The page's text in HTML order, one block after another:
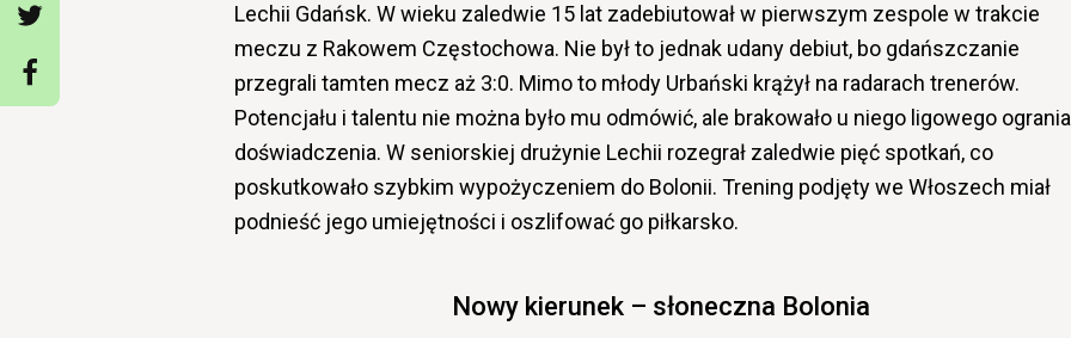
Lechii Gdańsk. W wieku zaledwie 15 lat zadebiutował w pierwszym zespole w trakcie
meczu z Rakowem Częstochowa. Nie był to jednak udany debiut, bo gdańszczanie
przegrali tamten mecz aż 3:0. Mimo to młody Urbański krążył na radarach trenerów.
Potencjału i talentu nie można było mu odmówić, ale brakowało u niego ligowego
doświadczenia. W seniorskiej drużynie Lechii rozegrał zaledwie pięć spotkań, co
poskutkowało szybkim wypożyczeniem do Bolonii. Trening podjęty we Włoszech miał
podnieść jego umiejętności i oszlifować go piłkarsko.
Nowy kierunek – słoneczna Bolonia